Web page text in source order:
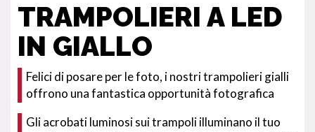
TRAMPOLIERI A LED
IN GIALLO
Felici di posare per le foto, i nostri trampolieri gialli
offrono una fantastica opportunità fotografica
Gli acrobati luminosi sui trampoli illuminano il tuo